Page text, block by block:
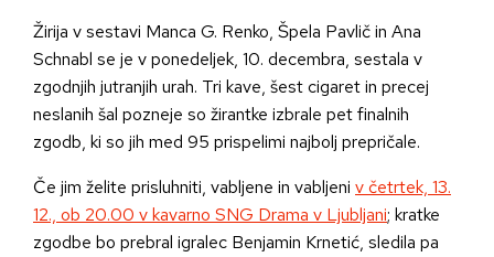
Žirija v sestavi Manca G. Renko, Špela Pavlič in Ana
Schnabl se je v ponedeljek, 10. decembra, sestala v
zgodnjih jutranjih urah. Tri kave, šest cigaret in precej
neslanih šal pozneje so žirantke izbrale pet finalnih
zgodb, ki so jih med 95 prispelimi najbolj prepričale.
Če jim želite prisluhniti, vabljene in vabljeni v četrtek, 13.
12., ob 20.00 v kavarno SNG Drama v Ljubljani; kratke
zgodbe bo prebral igralec Benjamin Krnetić, sledila pa